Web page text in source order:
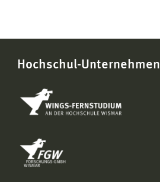
Hochschul-Unternehmen